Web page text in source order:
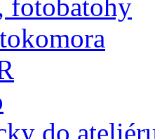
fotobatohy
do